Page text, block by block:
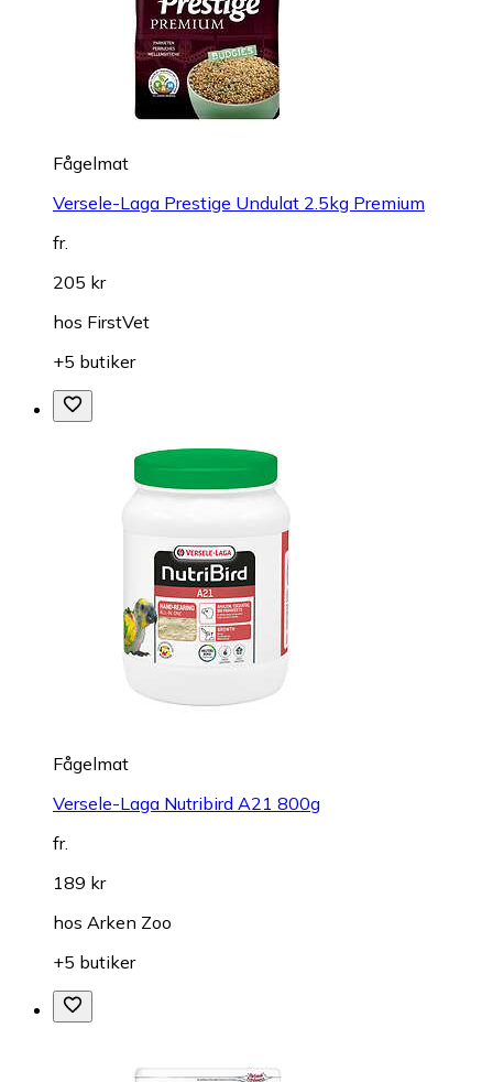
Fågelmat
Versele-Laga Prestige Undulat 2.5kg Premium
fr.
205 kr
hos FirstVet
+5 butiker
Fågelmat
Versele-Laga Nutribird A21 800g
fr.
189 kr
hos Arken Zoo
+5 butiker